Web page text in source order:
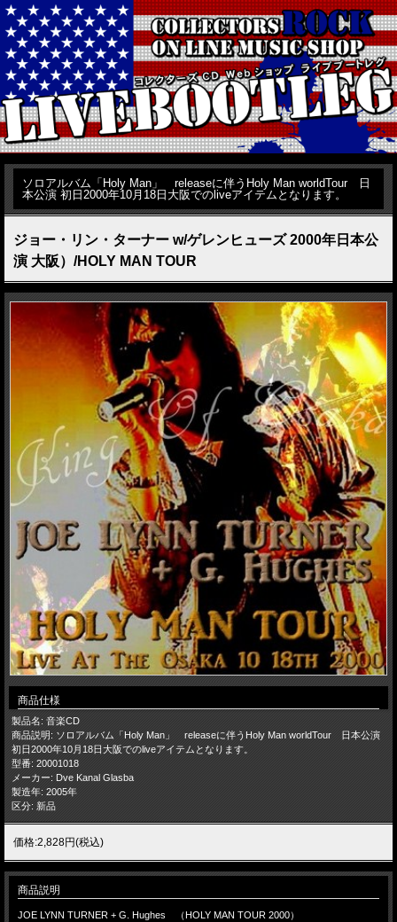
ソロアルバム「Holy Man」 releaseに伴うHoly Man worldTour 日
本公演 初日2000年10月18日大阪でのliveアイテムとなります。
ジョー・リン・ターナー w/ゲレンヒューズ 2000年日本公
演 大阪）/HOLY MAN TOUR
商品仕様
製品名: 音楽CD
商品説明: ソロアルバム「Holy Man」 releaseに伴うHoly Man worldTour 日本公演
初日2000年10月18日大阪でのliveアイテムとなります。
型番: 20001018
メーカー: Dve Kanal Glasba
製造年: 2005年
区分: 新品
価格:2,828円(税込)
商品説明
JOE LYNN TURNER + G. Hughes （HOLY MAN TOUR 2000）